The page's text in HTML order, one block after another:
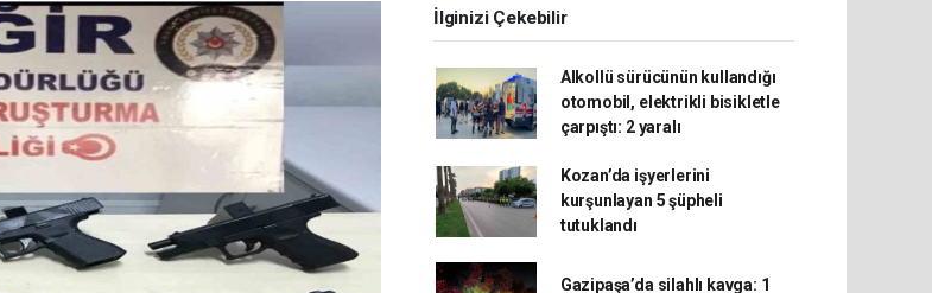
İlginizi Çekebilir
Alkollü sürücünün kullandığı
otomobil, elektrikli bisikletle
çarpıştı: 2 yaralı
Kozan’da işyerlerini
kurşunlayan 5 şüpheli
tutuklandı
Gazipaşa’da silahlı kavga: 1